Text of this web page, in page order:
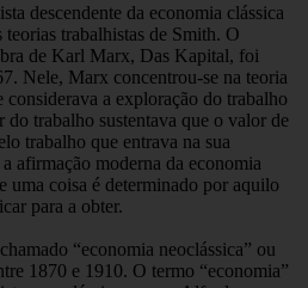
descendente da economia clássica
trabalhistas de Smith. O
de Karl Marx, Das Kapital, foi
Nele, Marx concentrou-se na teoria
a exploração do trabalho
trabalho sustentava que o valor de
trabalho que entrava na sua
afirmação moderna da economia
uma coisa é determinado por aquilo
para a obter.
“economia neoclássica” ou
1870 e 1910. O termo “economia”